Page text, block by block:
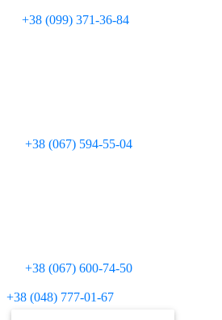
+38 (099) 371-36-84
+38 (067) 594-55-04
+38 (067) 600-74-50
+38 (048) 777-01-67